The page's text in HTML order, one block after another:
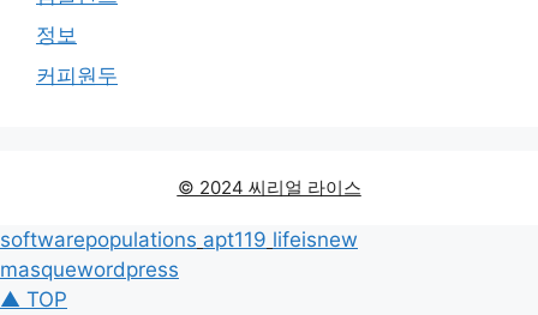
정보
커피원두
© 2024 씨리얼 라이스
softwarepopulations apt119 lifeisnew
masquewordpress
▲ TOP